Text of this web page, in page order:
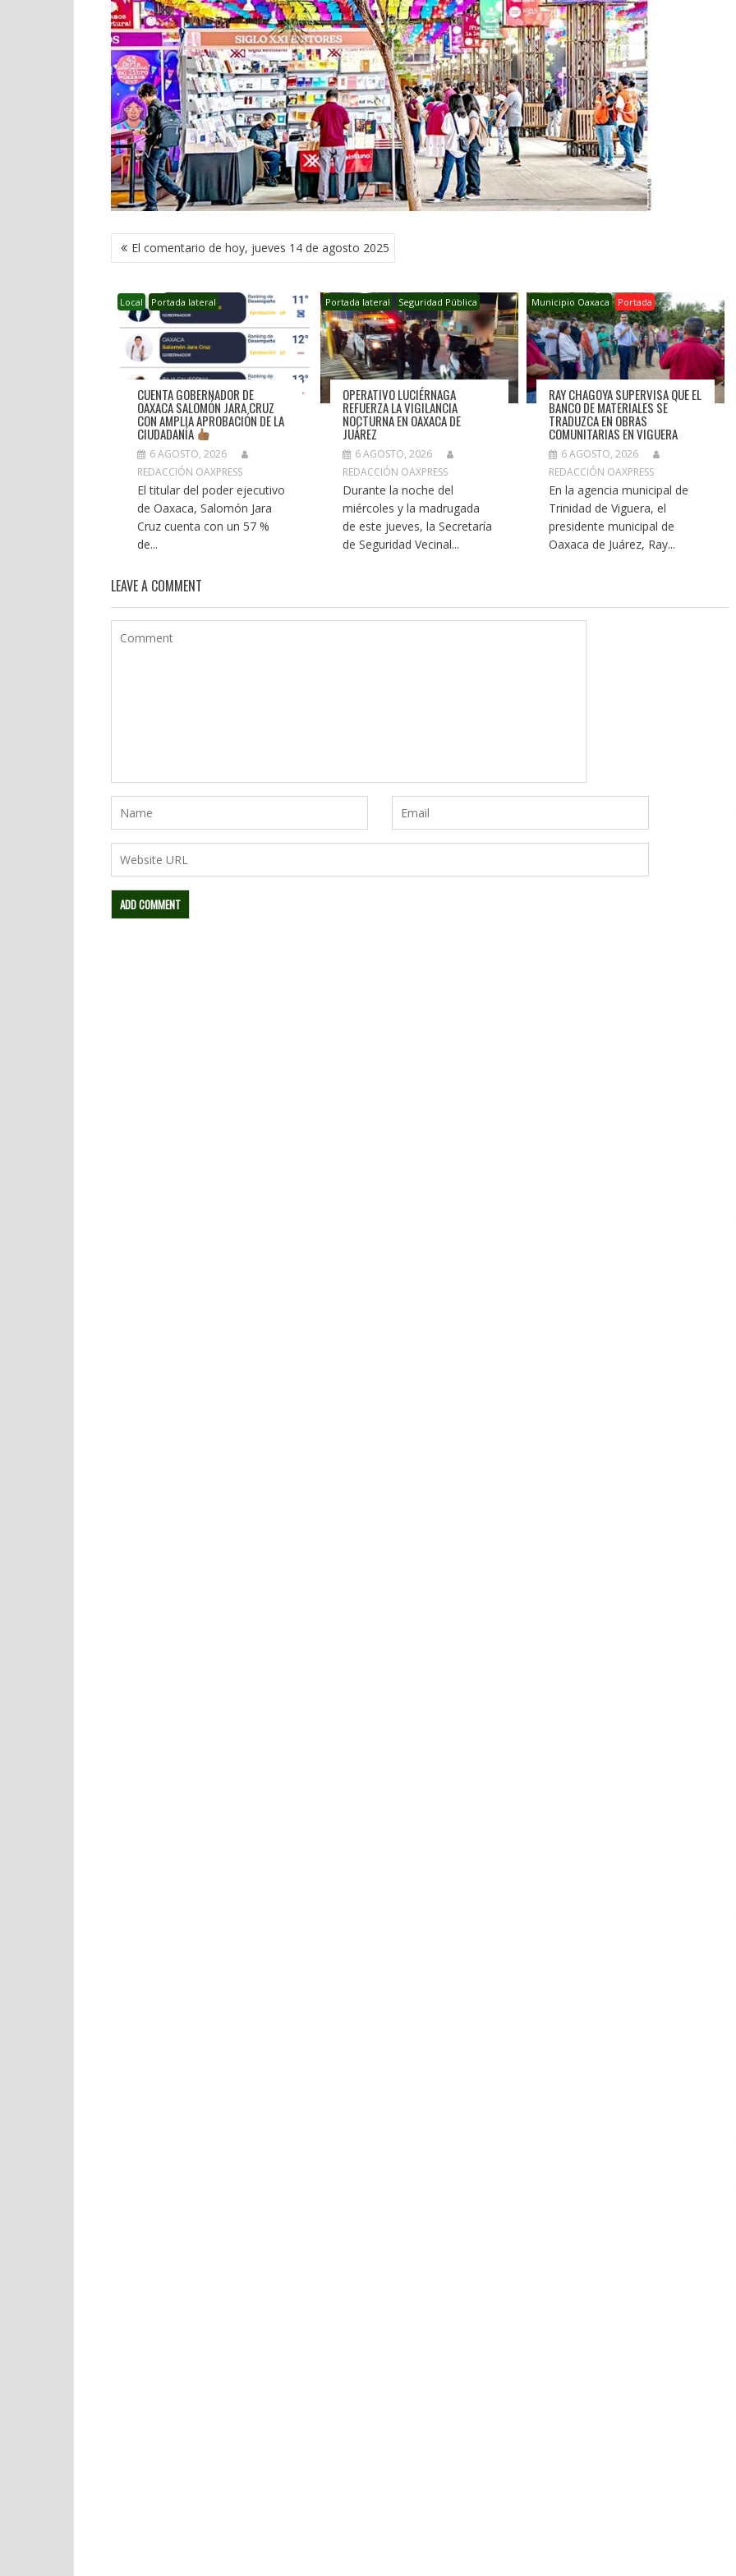
NAVEGACIÓN
DE El comentario de hoy, jueves 14 de agosto 2025
Local Portada lateral
CUENTA GOBERNADOR DE
OAXACA SALOMÓN JARA CRUZ
CON AMPLIA APROBACIÓN DE LA
CIUDADANÍA
6 AGOSTO, 2026
REDACCIÓN OAXPRESS
El titular del poder ejecutivo
de Oaxaca, Salomón Jara
Cruz cuenta con un 57 %
de...
Portada lateral Seguridad Pública
OPERATIVO LUCIÉRNAGA
REFUERZA LA VIGILANCIA
NOCTURNA EN OAXACA DE
JUÁREZ
6 AGOSTO, 2026
REDACCIÓN OAXPRESS
Durante la noche del
miércoles y la madrugada
de este jueves, la Secretaría
de Seguridad Vecinal...
Municipio Oaxaca Portada
RAY CHAGOYA SUPERVISA QUE EL
BANCO DE MATERIALES SE
TRADUZCA EN OBRAS
COMUNITARIAS EN VIGUERA
6 AGOSTO, 2026
REDACCIÓN OAXPRESS
En la agencia municipal de
Trinidad de Viguera, el
presidente municipal de
Oaxaca de Juárez, Ray...
LEAVE A COMMENT